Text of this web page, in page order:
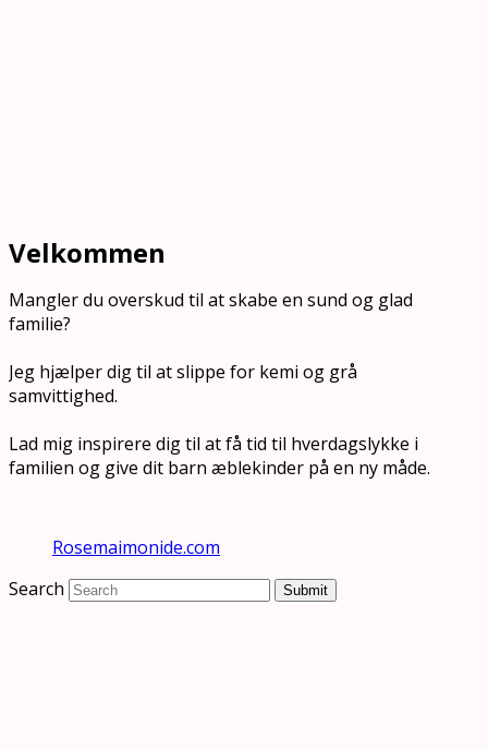
Velkommen
Mangler du overskud til at skabe en sund og glad
familie?
Jeg hjælper dig til at slippe for kemi og grå
samvittighed.
Lad mig inspirere dig til at få tid til hverdagslykke i
familien og give dit barn æblekinder på en ny måde.
Rosemaimonide.com
Search
Submit